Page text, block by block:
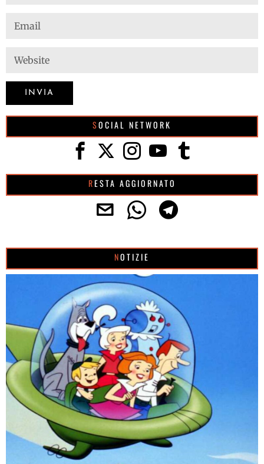
SOCIAL NETWORK
RESTA AGGIORNATO
NOTIZIE